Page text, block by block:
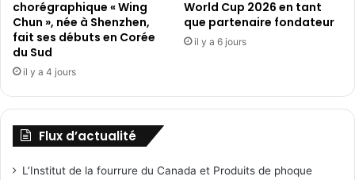
chorégraphique « Wing
Chun », née à Shenzhen,
fait ses débuts en Corée
du Sud
il y a 4 jours
World Cup 2026 en tant
que partenaire fondateur
il y a 6 jours
Flux d’actualité
L’Institut de la fourrure du Canada et Produits de phoque